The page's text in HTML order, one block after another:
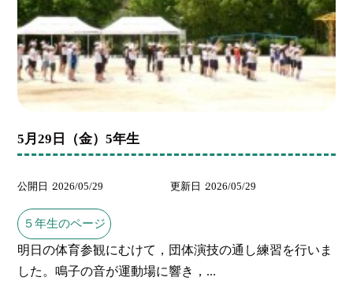
5月29日（金）5年生
公開日 2026/05/29 更新日 2026/05/29
５年生のページ
明日の体育参観にむけて，団体演技の通し練習を行いま
した。鳴子の音が運動場に響き，...